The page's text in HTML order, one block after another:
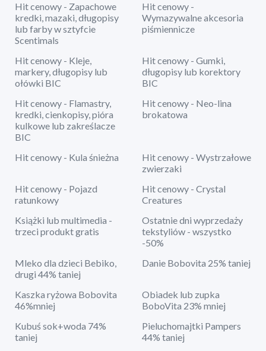
Hit cenowy - Zapachowe
kredki, mazaki, długopisy
lub farby w sztyfcie
Scentimals
Hit cenowy -
Wymazywalne akcesoria
piśmiennicze
Hit cenowy - Kleje,
markery, długopisy lub
ołówki BIC
Hit cenowy - Gumki,
długopisy lub korektory
BIC
Hit cenowy - Flamastry,
kredki, cienkopisy, pióra
kulkowe lub zakreślacze
BIC
Hit cenowy - Neo-lina
brokatowa
Hit cenowy - Kula śnieżna
Hit cenowy - Wystrzałowe
zwierzaki
Hit cenowy - Pojazd
ratunkowy
Hit cenowy - Crystal
Creatures
Książki lub multimedia -
trzeci produkt gratis
Ostatnie dni wyprzedaży
tekstyliów - wszystko
-50%
Mleko dla dzieci Bebiko,
drugi 44% taniej
Danie Bobovita 25% taniej
Kaszka ryżowa Bobovita
46%mniej
Obiadek lub zupka
BoboVita 23% mniej
Kubuś sok+woda 74%
taniej
Pieluchomajtki Pampers
44% taniej